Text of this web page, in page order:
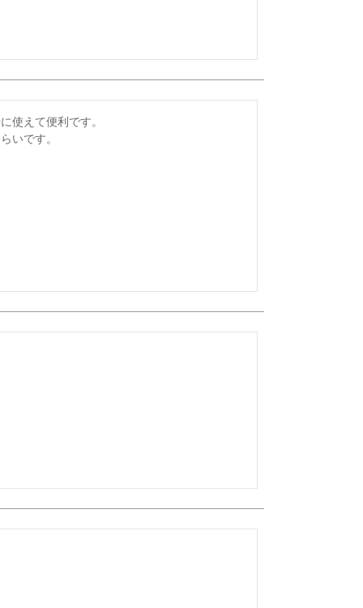
使えて便利です。
いです。